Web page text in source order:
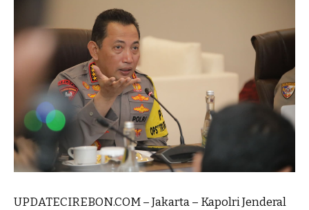
UPDATECIREBON.COM – Jakarta – Kapolri Jenderal